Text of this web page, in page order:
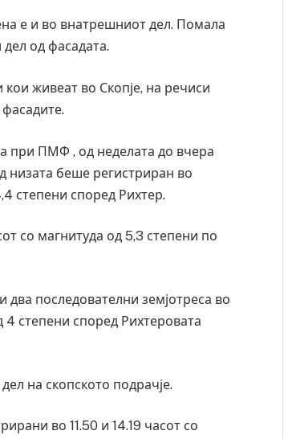
е и во внатрешниот дел. Помала
од фасадата.
живеат во Скопје, на речиси
при ПМФ , од неделата до вчера
низата беше регистриран во
степени според Рихтер.
со магнитуда од 5,3 степени по
два последователни земјотреса во
4 степени според Рихтеровата
на скопското подрачје.
во 11.50 и 14.19 часот со